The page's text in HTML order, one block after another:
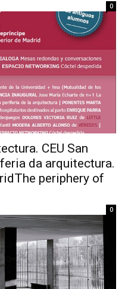
0
CEU San
da arquitectura.
periphery of
0